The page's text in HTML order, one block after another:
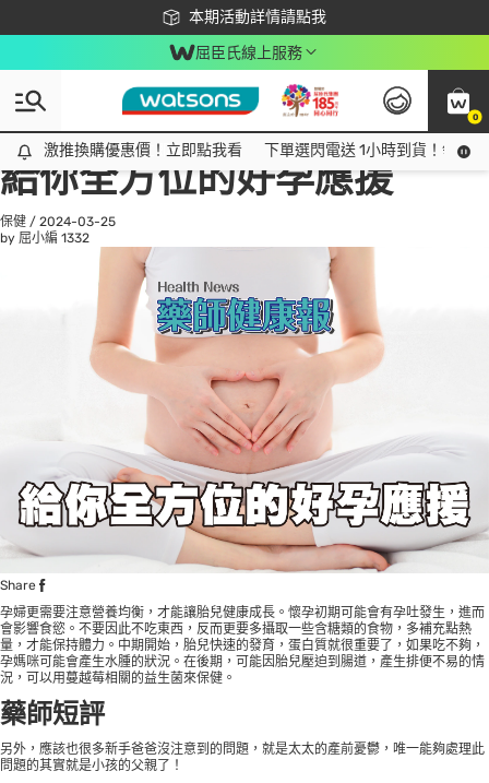
本期活動詳情請點我
下載app最高回饋$350
屈臣氏線上服務
0
激推換購優惠價！立即點我看
激推換購優惠價！立即點我看 下單選閃電送 1小時到貨！領神
All
話題趨勢
給你全方位的好孕應援
保健 / 2024-03-25
by 屈小編 1332
Share
孕婦更需要注意營養均衡，才能讓胎兒健康成長。懷孕初期可能會有孕吐發生，進而
會影響食慾。不要因此不吃東西，反而更要多攝取一些含糖類的食物，多補充點熱
量，才能保持體力。中期開始，胎兒快速的發育，蛋白質就很重要了，如果吃不夠，
孕媽咪可能會產生水腫的狀況。在後期，可能因胎兒壓迫到腸道，產生排便不易的情
況，可以用蔓越莓相關的益生菌來保健。
藥師短評
另外，應該也很多新手爸爸沒注意到的問題，就是太太的產前憂鬱，唯一能夠處理此
問題的其實就是小孩的父親了！